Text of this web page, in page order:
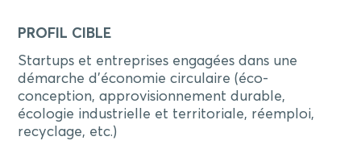
PROFIL CIBLE
Startups et entreprises engagées dans une
démarche d'économie circulaire (éco-
conception, approvisionnement durable,
écologie industrielle et territoriale, réemploi,
recyclage, etc.)